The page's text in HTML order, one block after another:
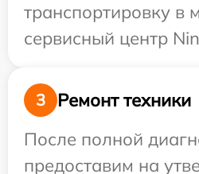
транспортировку в
сервисный центр
3
Ремонт техники
После полной
предоставим на